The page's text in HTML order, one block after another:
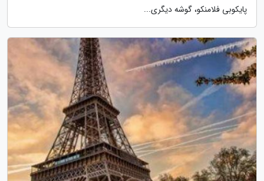
پایکوبی فلامنکو، گوشه دیگری...